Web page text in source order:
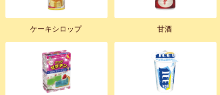
ケーキシロップ 甘酒